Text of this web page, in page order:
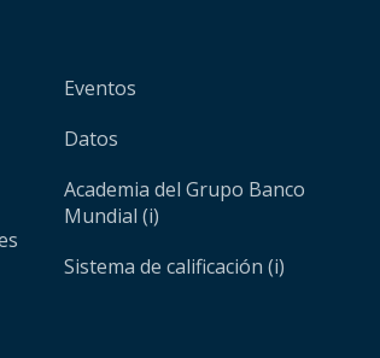
Eventos
Datos
Academia del Grupo Banco
Mundial (i)
Sistema de calificación (i)